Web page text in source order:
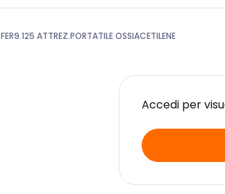
FER9.125 ATTREZ.PORTATILE OSSIACETILENE
Accedi per